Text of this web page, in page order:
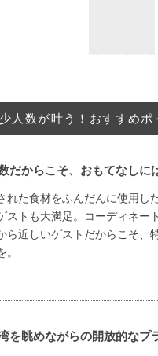
少人数が叶う！おすすめポ
だからこそ、おもてなしに
れた食材をふんだんに使用し
ストも大満足。コーディネー
ら近しいゲストだからこそ、
。
を眺めながらの開放的なプ